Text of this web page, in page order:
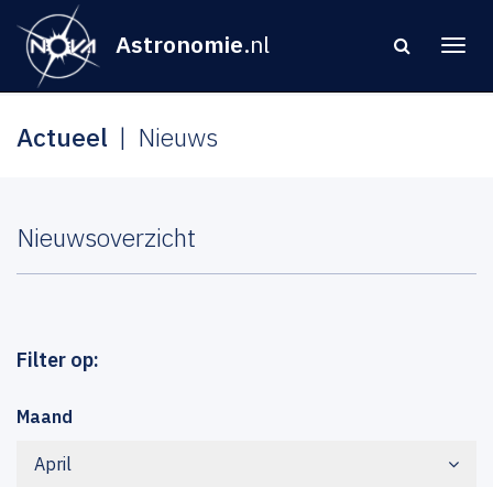
Astronomie.nl
Actueel Nieuws
Nieuwsoverzicht
Filter op:
Maand
April